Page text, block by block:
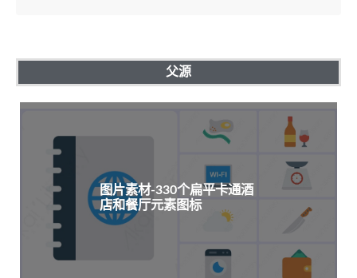
父源
图片素材-330个扁平卡通酒
店和餐厅元素图标